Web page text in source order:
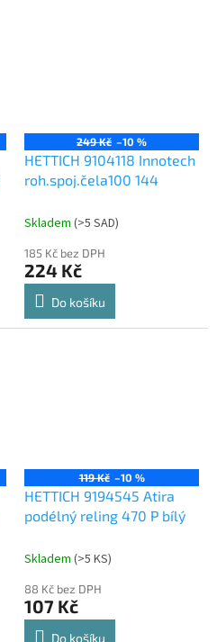
249 Kč –10 %
HETTICH 9104118 Innotech
roh.spoj.čela100 144
Skladem (>5 SAD)
185 Kč bez DPH
224 Kč
Do košíku
119 Kč –10 %
HETTICH 9194545 Atira
podélný reling 470 P bílý
Skladem (>5 KS)
88 Kč bez DPH
107 Kč
Do košíku